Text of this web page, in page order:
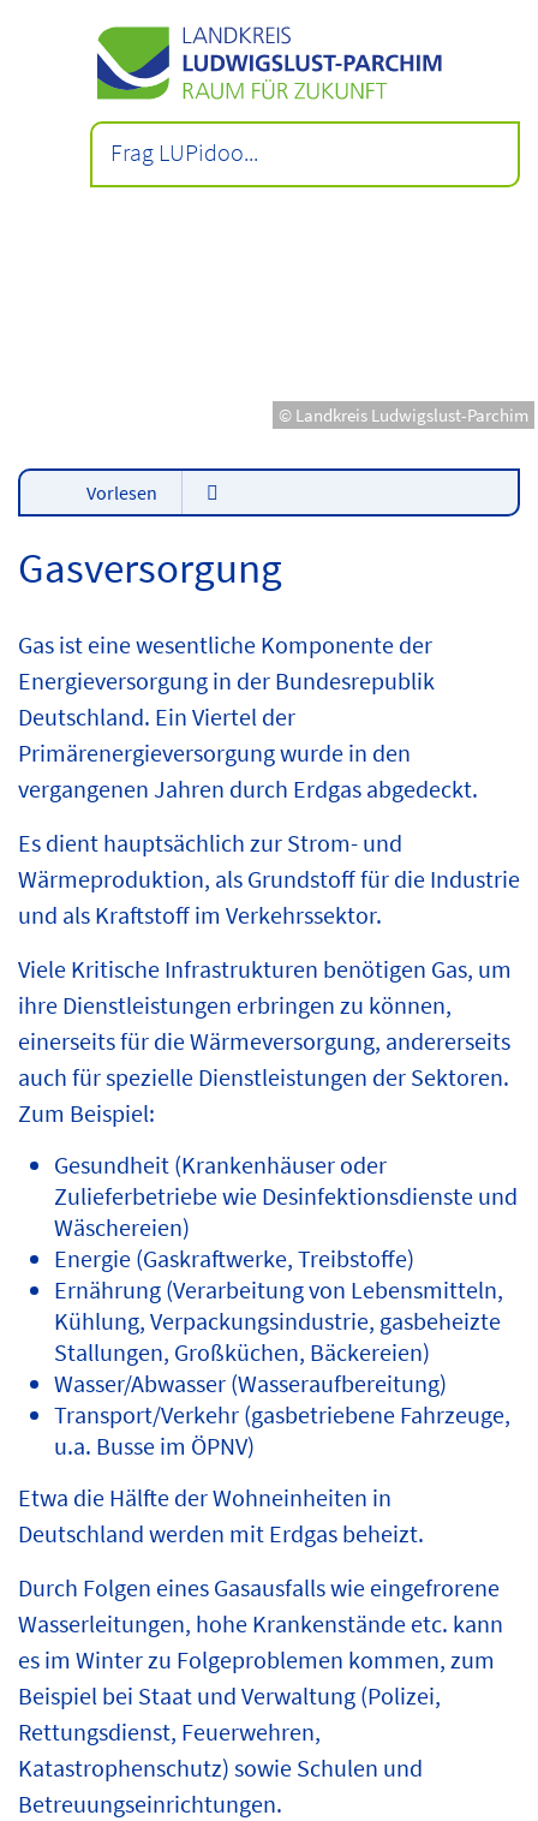
© Landkreis Ludwigslust-Parchim
Vorlesen
Gasversorgung
Gas ist eine wesentliche Komponente der
Energieversorgung in der Bundesrepublik
Deutschland. Ein Viertel der
Primärenergieversorgung wurde in den
vergangenen Jahren durch Erdgas abgedeckt.
Es dient hauptsächlich zur Strom- und
Wärmeproduktion, als Grundstoff für die Industrie
und als Kraftstoff im Verkehrssektor.
Viele Kritische Infrastrukturen benötigen Gas, um
ihre Dienstleistungen erbringen zu können,
einerseits für die Wärmeversorgung, andererseits
auch für spezielle Dienstleistungen der Sektoren.
Zum Beispiel:
Gesundheit (Krankenhäuser oder
Zulieferbetriebe wie Desinfektionsdienste und
Wäschereien)
Energie (Gaskraftwerke, Treibstoffe)
Ernährung (Verarbeitung von Lebensmitteln,
Kühlung, Verpackungsindustrie, gasbeheizte
Stallungen, Großküchen, Bäckereien)
Wasser/Abwasser (Wasseraufbereitung)
Transport/Verkehr (gasbetriebene Fahrzeuge,
u.a. Busse im ÖPNV)
Etwa die Hälfte der Wohneinheiten in
Deutschland werden mit Erdgas beheizt.
Durch Folgen eines Gasausfalls wie eingefrorene
Wasserleitungen, hohe Krankenstände etc. kann
es im Winter zu Folgeproblemen kommen, zum
Beispiel bei Staat und Verwaltung (Polizei,
Rettungsdienst, Feuerwehren,
Katastrophenschutz) sowie Schulen und
Betreuungseinrichtungen.